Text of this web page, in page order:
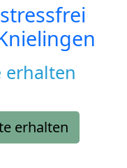
erhalten
erhalten